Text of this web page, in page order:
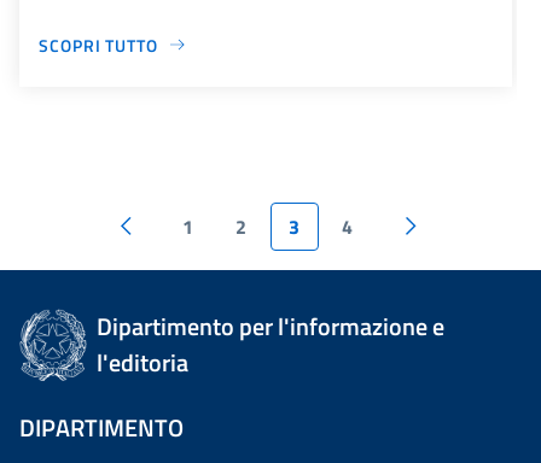
SCOPRI TUTTO
1 2 3 4
Dipartimento per l'informazione e
l'editoria
DIPARTIMENTO